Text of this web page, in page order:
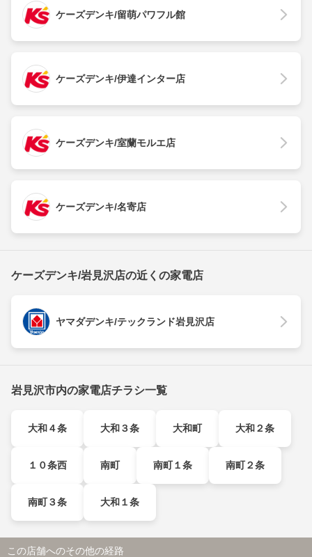
ケーズデンキ/留萌パワフル館
ケーズデンキ/伊達インター店
ケーズデンキ/室蘭モルエ店
ケーズデンキ/名寄店
ケーズデンキ/岩見沢店の近くの家電店
ヤマダデンキ/テックランド岩見沢店
岩見沢市内の家電店チラシ一覧
大和４条 大和３条 大和町 大和２条
１０条西 南町 南町１条 南町２条
南町３条 大和１条
この店舗へのその他の経路